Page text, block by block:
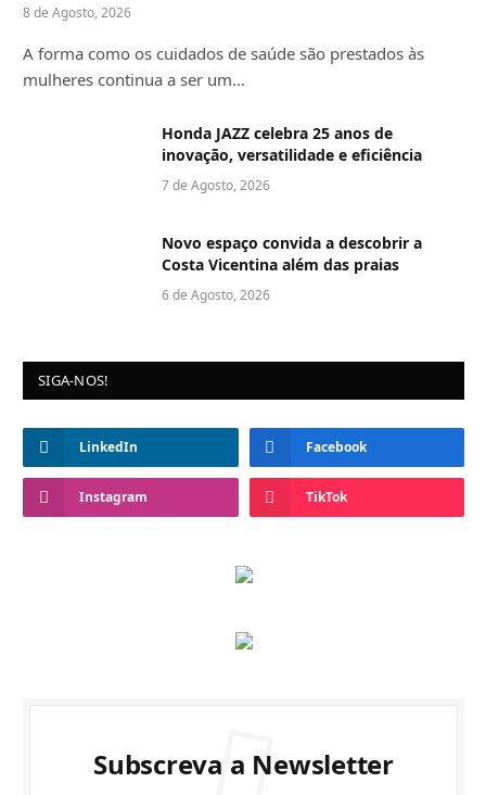
8 de Agosto, 2026
A forma como os cuidados de saúde são prestados às
mulheres continua a ser um…
Honda JAZZ celebra 25 anos de
inovação, versatilidade e eficiência
7 de Agosto, 2026
Novo espaço convida a descobrir a
Costa Vicentina além das praias
6 de Agosto, 2026
SIGA-NOS!
LinkedIn Facebook
Instagram TikTok
Subscreva a Newsletter